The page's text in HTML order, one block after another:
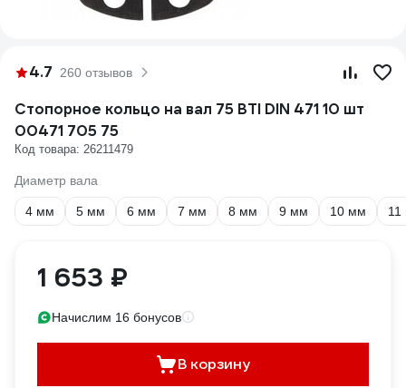
4.7 260 отзывов
Стопорное кольцо на вал 75 BTI DIN 471 10 шт
00471 705 75
Код товара: 26211479
Диаметр вала
4 мм 5 мм 6 мм 7 мм 8 мм 9 мм 10 мм
1 653 ₽
Начислим 16 бонусов
В корзину